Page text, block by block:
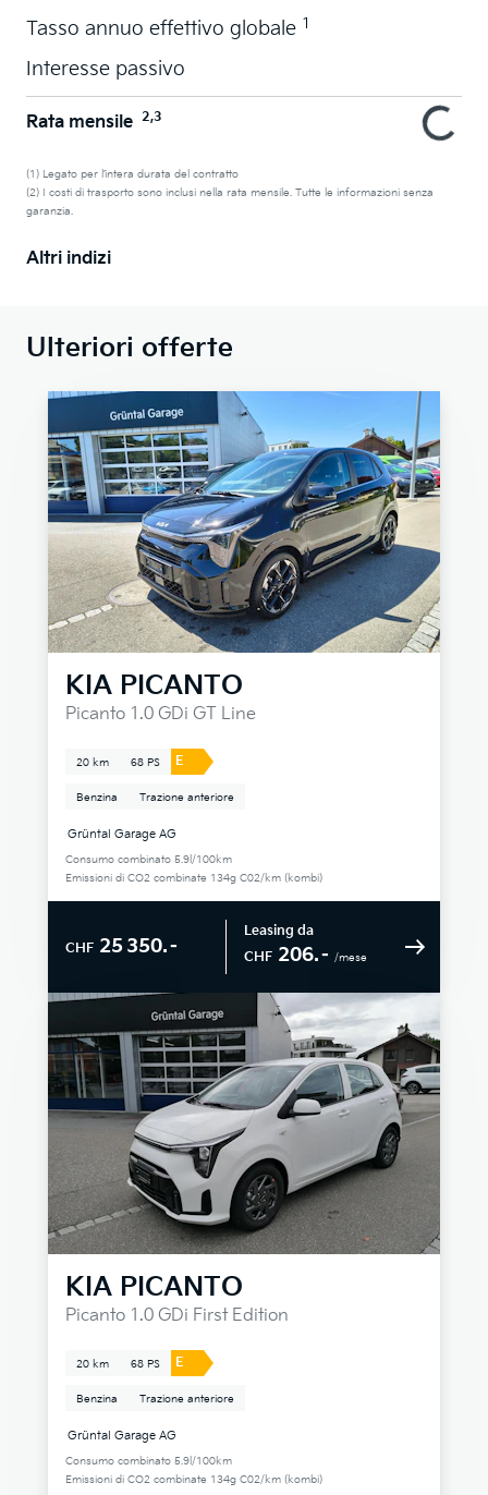
Tasso annuo effettivo globale 1
Interesse passivo
Rata mensile 2,3
(1) Legato per l’intera durata del contratto
(2) I costi di trasporto sono inclusi nella rata mensile. Tutte le informazioni senza
garanzia.
Altri indizi
Ulteriori offerte
KIA PICANTO
Picanto 1.0 GDi GT Line
20 km 68 PS E
Benzina Trazione anteriore
Grüntal Garage AG
Consumo combinato 5.9l/100km
Emissioni di CO2 combinate 134g C02/km (kombi)
CHF 25 350.–
Leasing da
CHF 206.– /mese
KIA PICANTO
Picanto 1.0 GDi First Edition
20 km 68 PS E
Benzina Trazione anteriore
Grüntal Garage AG
Consumo combinato 5.9l/100km
Emissioni di CO2 combinate 134g C02/km (kombi)